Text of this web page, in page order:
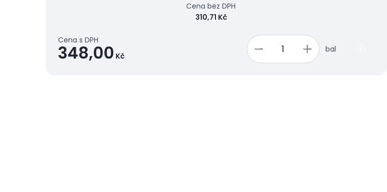
Cena s DPH
348,00 Kč
Cena bez DPH
310,71 Kč
bal